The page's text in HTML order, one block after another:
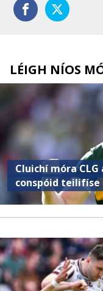
LÉIGH NÍOS
Cluichí móra
conspóid teilifíse